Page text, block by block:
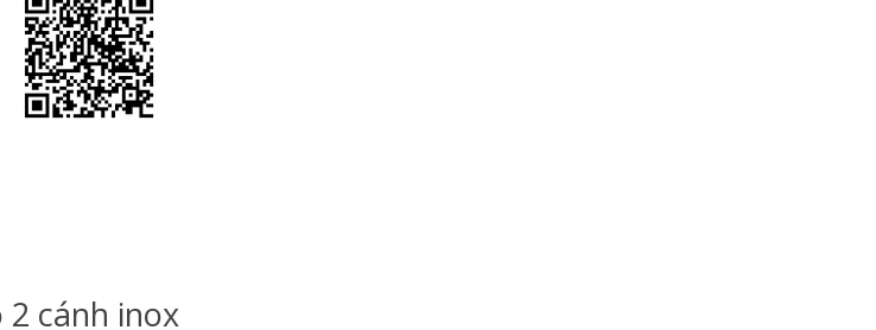
cánh inox